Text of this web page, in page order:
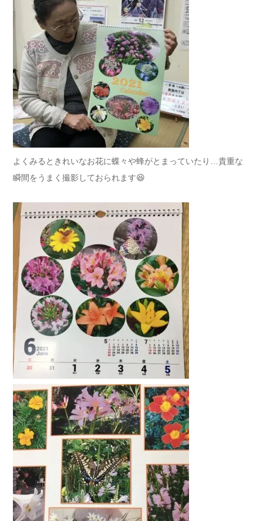
よくみるときれいなお花に蝶々や蜂がとまっていたり…貴重な
瞬間をうまく撮影しておられます😆